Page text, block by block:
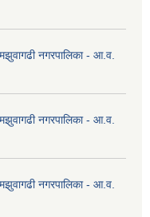
नगरपालिका - आ.व.
नगरपालिका - आ.व.
नगरपालिका - आ.व.